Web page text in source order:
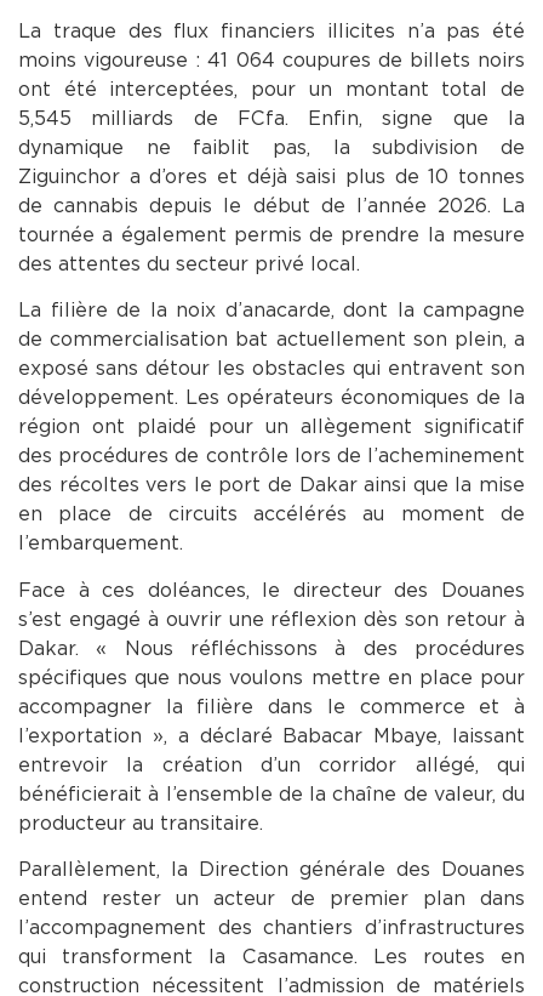
La traque des flux financiers illicites n’a pas été
moins vigoureuse : 41 064 coupures de billets noirs
ont été interceptées, pour un montant total de
5,545 milliards de FCfa. Enfin, signe que la
dynamique ne faiblit pas, la subdivision de
Ziguinchor a d’ores et déjà saisi plus de 10 tonnes
de cannabis depuis le début de l’année 2026. La
tournée a également permis de prendre la mesure
des attentes du secteur privé local.
La filière de la noix d’anacarde, dont la campagne
de commercialisation bat actuellement son plein, a
exposé sans détour les obstacles qui entravent son
développement. Les opérateurs économiques de la
région ont plaidé pour un allègement significatif
des procédures de contrôle lors de l’acheminement
des récoltes vers le port de Dakar ainsi que la mise
en place de circuits accélérés au moment de
l’embarquement.
Face à ces doléances, le directeur des Douanes
s’est engagé à ouvrir une réflexion dès son retour à
Dakar. « Nous réfléchissons à des procédures
spécifiques que nous voulons mettre en place pour
accompagner la filière dans le commerce et à
l’exportation », a déclaré Babacar Mbaye, laissant
entrevoir la création d’un corridor allégé, qui
bénéficierait à l’ensemble de la chaîne de valeur, du
producteur au transitaire.
Parallèlement, la Direction générale des Douanes
entend rester un acteur de premier plan dans
l’accompagnement des chantiers d’infrastructures
qui transforment la Casamance. Les routes en
construction nécessitent l’admission de matériels